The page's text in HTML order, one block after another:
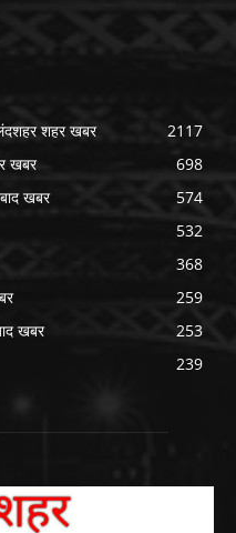
शहर खबर
2117
खबर
698
खबर
574
532
368
259
खबर
253
239